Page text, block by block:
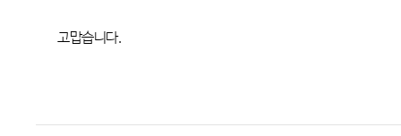
고맙습니다.